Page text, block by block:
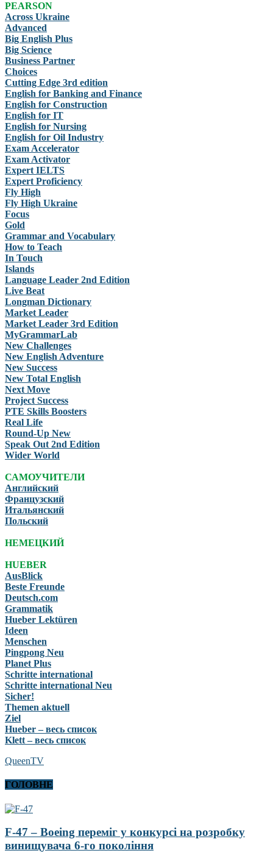
PEARSON
Across Ukraine
Advanced
Big English Plus
Big Science
Business Partner
Choices
Cutting Edge 3rd edition
English for Banking and Finance
English for Construction
English for IT
English for Nursing
English for Oil Industry
Exam Accelerator
Exam Activator
Expert IELTS
Expert Proficiency
Fly High
Fly High Ukraine
Focus
Gold
Grammar and Vocabulary
How to Teach
In Touch
Islands
Language Leader 2nd Edition
Live Beat
Longman Dictionary
Market Leader
Market Leader 3rd Edition
MyGrammarLab
New Challenges
New English Adventure
New Success
New Total English
Next Move
Project Success
PTE Skills Boosters
Real Life
Round-Up New
Speak Out 2nd Edition
Wider World
САМОУЧИТЕЛИ
Английский
Французский
Итальянский
Польский
НЕМЕЦКИЙ
HUEBER
AusBlick
Beste Freunde
Deutsch.com
Grammatik
Hueber Lektüren
Ideen
Menschen
Pingpong Neu
Planet Plus
Schritte international
Schritte international Neu
Sicher!
Themen aktuell
Ziel
Hueber – весь список
Klett – весь список
QueenTV
ГОЛОВНЕ
F-47 – Boeing переміг у конкурсі на розробку
винищувача 6-го покоління